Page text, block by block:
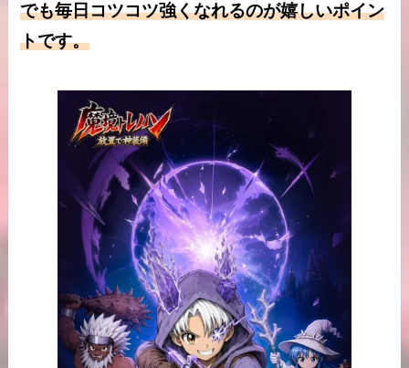
でも毎日コツコツ強くなれるのが嬉しいポイン
トです。